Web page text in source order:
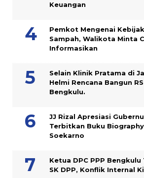
Keuangan
Pemkot Mengenai
Sampah, Walikota Minta
Informasikan
Selain Klinik Pratama di
Helmi Rencana Bangun
Bengkulu.
JJ Rizal Apresiasi
Terbitkan Buku
Soekarno
Ketua DPC PPP
SK DPP, Konflik Internal